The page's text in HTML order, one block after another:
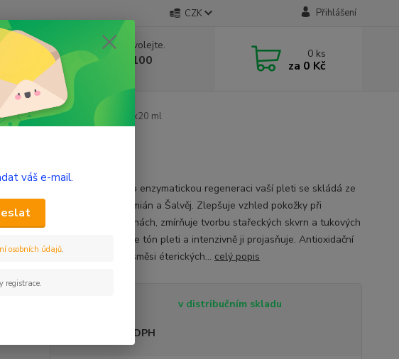
CZK Přihlášení
Nevíte si rady? Zavolejte.
+420 603 332 100
(Po-Pá, 10-17 hod.)
0 ks
za 0 Kč
Obnovující séra Šalvěj, 3x20 ml
3x20 ml
Kompletní sada pro enzymatickou regeneraci vaší pleti se skládá ze
séra Geranium, Tymián a Šalvěj. Zlepšuje vzhled pokožky při
pigmentových skvrnách, zmírňuje tvorbu stařeckých skvrn a tukových
cystiček. Sjednocuje tón pleti a intenzivně ji projasňuje. Antioxidační
účinky synergické směsi éterických... celý popis
v distribučním skladu
Nejsme plátci DPH
váš e-mail.
osobních údajů.
registrace.